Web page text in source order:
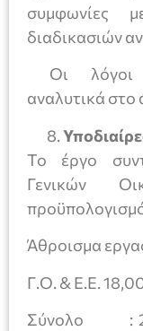
συμφωνίες
διαδικασιών
Οι λόγοι
αναλυτικά στο
Το έργο
Γενικών
Άθροισμα
Γ.Ο. & Ε.Ε.
Σύνολο :